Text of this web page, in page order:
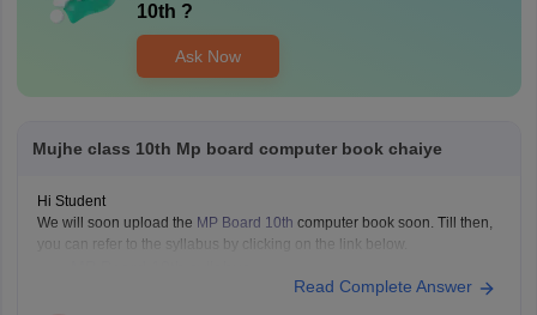
10th ?
Ask Now
Mujhe class 10th Mp board computer book chaiye
Hi Student
We will soon upload the MP Board 10th computer book soon. Till then,
you can refer to the syllabus by clicking on the link below.
Read Complete Answer